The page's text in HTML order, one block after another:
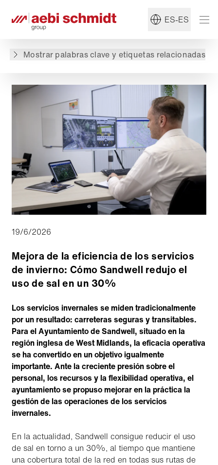
ES-ES
Mostrar palabras clave y etiquetas relacionadas
#Mantenimiento de invierno
19/6/2026
Mejora de la eficiencia de los servicios
de invierno: Cómo Sandwell redujo el
uso de sal en un 30%
Los servicios invernales se miden tradicionalmente
por un resultado: carreteras seguras y transitables.
Para el Ayuntamiento de Sandwell, situado en la
región inglesa de West Midlands, la eficacia operativa
se ha convertido en un objetivo igualmente
importante. Ante la creciente presión sobre el
personal, los recursos y la flexibilidad operativa, el
ayuntamiento se propuso mejorar en la práctica la
gestión de las operaciones de los servicios
invernales.
En la actualidad, Sandwell consigue reducir el uso
de sal en torno a un 30%, al tiempo que mantiene
una cobertura total de la red en todas sus rutas de